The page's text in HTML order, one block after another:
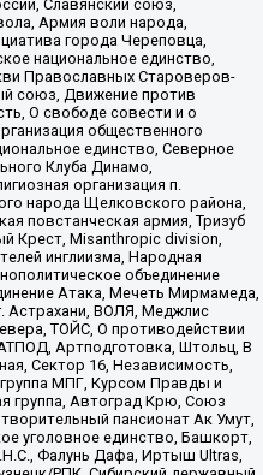
Славянский союз,
Армия воли народа,
города Череповца,
национальное единство,
Православных Староверов-
союз, Движение против
О свободе совести и о
общественного
единство, Северное
Клуба Динамо,
организация п.
народа Щелковского района,
повстанческая армия, Тризуб
Крест, Misanthropic division,
инглиизма, Народная
объединение
Атака, Мечеть Мирмамеда,
Астрахани, ВОЛЯ, Меджлис
ТОЙС, О противодействии
Артподготовка, Штольц, В
Сектор 16, Независимость,
МПГ, Курсом Правды и
группа, Автоград Крю, Союз
пансионат Ак Умут,
уголовное единство, Башкорт,
Фалунь Дафа, Иртыш Ultras,